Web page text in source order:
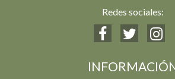
Redes sociales: